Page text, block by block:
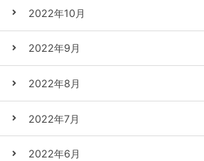
2022年10月
2022年9月
2022年8月
2022年7月
2022年6月